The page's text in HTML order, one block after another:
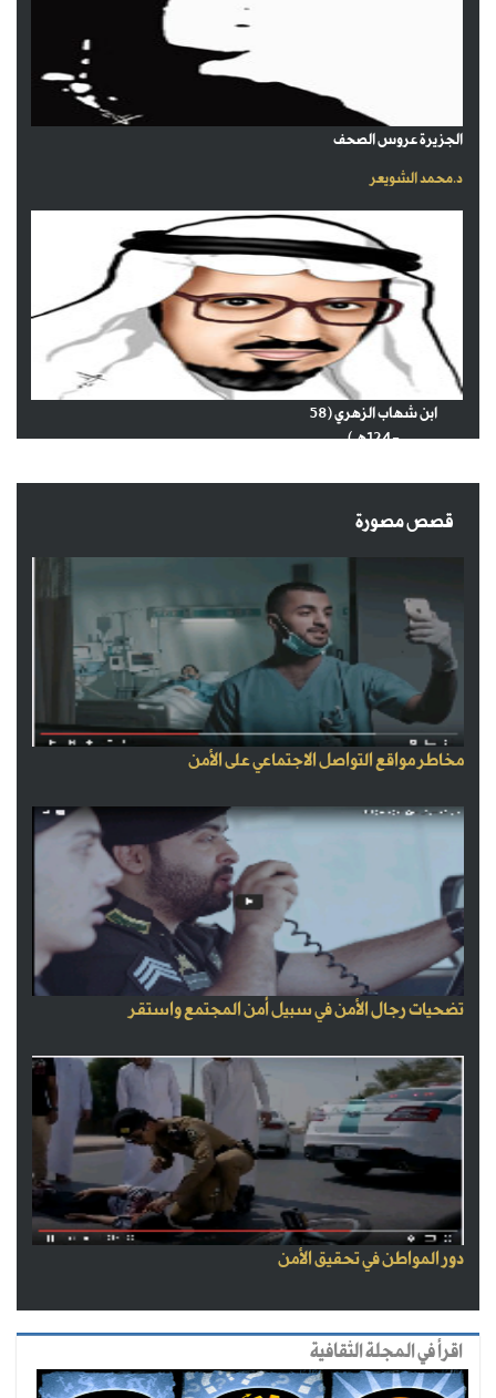
الجزيرة عروس الصحف
د.محمد الشويعر
ابن شهاب الزهري (58
-124هـ)
قصص مصورة
مخاطر مواقع التواصل الاجتماعي على الأمن
تضحيات رجال الأمن في سبيل أمن المجتمع واستقر
دور المواطن في تحقيق الأمن
اقرأ في المجلة الثقافية